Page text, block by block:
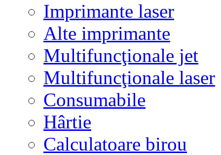
Imprimante laser
Alte imprimante
Multifuncţionale jet
Multifuncţionale laser
Consumabile
Hârtie
Calculatoare birou